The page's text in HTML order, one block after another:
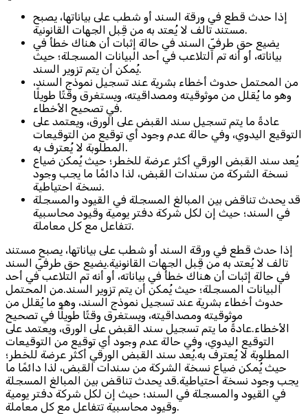
إذا حدث قطع في ورقة السند أو شطب على بياناتها، يصبح
مستند تالف لا يُعتد به من قِبل الجهات القانونية.
يضيع حق طرفيّ السند في حالة إثبات أن هناك خطأ في
بياناته، أو أنه تم التلاعب في أحد البيانات المسجلة؛ حيث
يُمكن أن يتم تزوير السند.
من المحتمل حدوث أخطاء بشرية عند تسجيل نموذج السند،
وهو ما يُقلل من موثوقيته ومصداقيته، ويستغرق وقتًا طويلًا
في تصحيح الأخطاء.
عادةً ما يتم تسجيل سند القبض على الورق، ويعتمد على
التوقيع اليدوي، وفي حالة عدم وجود أي توقيع من التوقيعات
المطلوبة لا يُعترف به.
يُعد سند القبض الورقي أكثر عرضة للخطر؛ حيث يُمكن ضياع
نسخة الشركة من سندات القبض، لذا دائمًا ما يجب وجود
نسخة احتياطية.
قد يحدث تناقض بين المبالغ المسجلة في القيود والمسجلة
في السند؛ حيث إن لكل شركة دفتر يومية وقيود محاسبية
تتفاعل مع كل معاملة.
إذا حدث قطع في ورقة السند أو شطب على بياناتها، يصبح مستند
تالف لا يُعتد به من قِبل الجهات القانونية.يضيع حق طرفيّ السند
في حالة إثبات أن هناك خطأ في بياناته، أو أنه تم التلاعب في أحد
البيانات المسجلة؛ حيث يُمكن أن يتم تزوير السند.من المحتمل
حدوث أخطاء بشرية عند تسجيل نموذج السند، وهو ما يُقلل من
موثوقيته ومصداقيته، ويستغرق وقتًا طويلًا في تصحيح
الأخطاء.عادةً ما يتم تسجيل سند القبض على الورق، ويعتمد على
التوقيع اليدوي، وفي حالة عدم وجود أي توقيع من التوقيعات
المطلوبة لا يُعترف به.يُعد سند القبض الورقي أكثر عرضة للخطر؛
حيث يُمكن ضياع نسخة الشركة من سندات القبض، لذا دائمًا ما
يجب وجود نسخة احتياطية.قد يحدث تناقض بين المبالغ المسجلة
في القيود والمسجلة في السند؛ حيث إن لكل شركة دفتر يومية
وقيود محاسبية تتفاعل مع كل معاملة.